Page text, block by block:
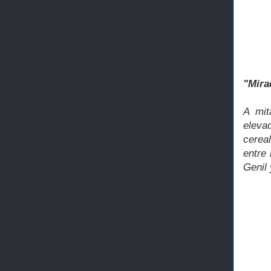
A
entre
Genil